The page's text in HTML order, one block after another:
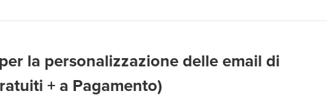
la personalizzazione delle email di
+ a Pagamento)